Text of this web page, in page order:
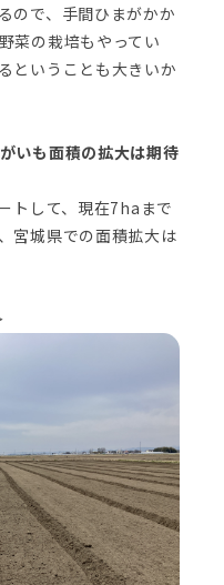
ので、手間ひまがかか
菜の栽培もやってい
ということも大きいか
いも面積の拡大は期待
トして、現在7haまで
宮城県での面積拡大は